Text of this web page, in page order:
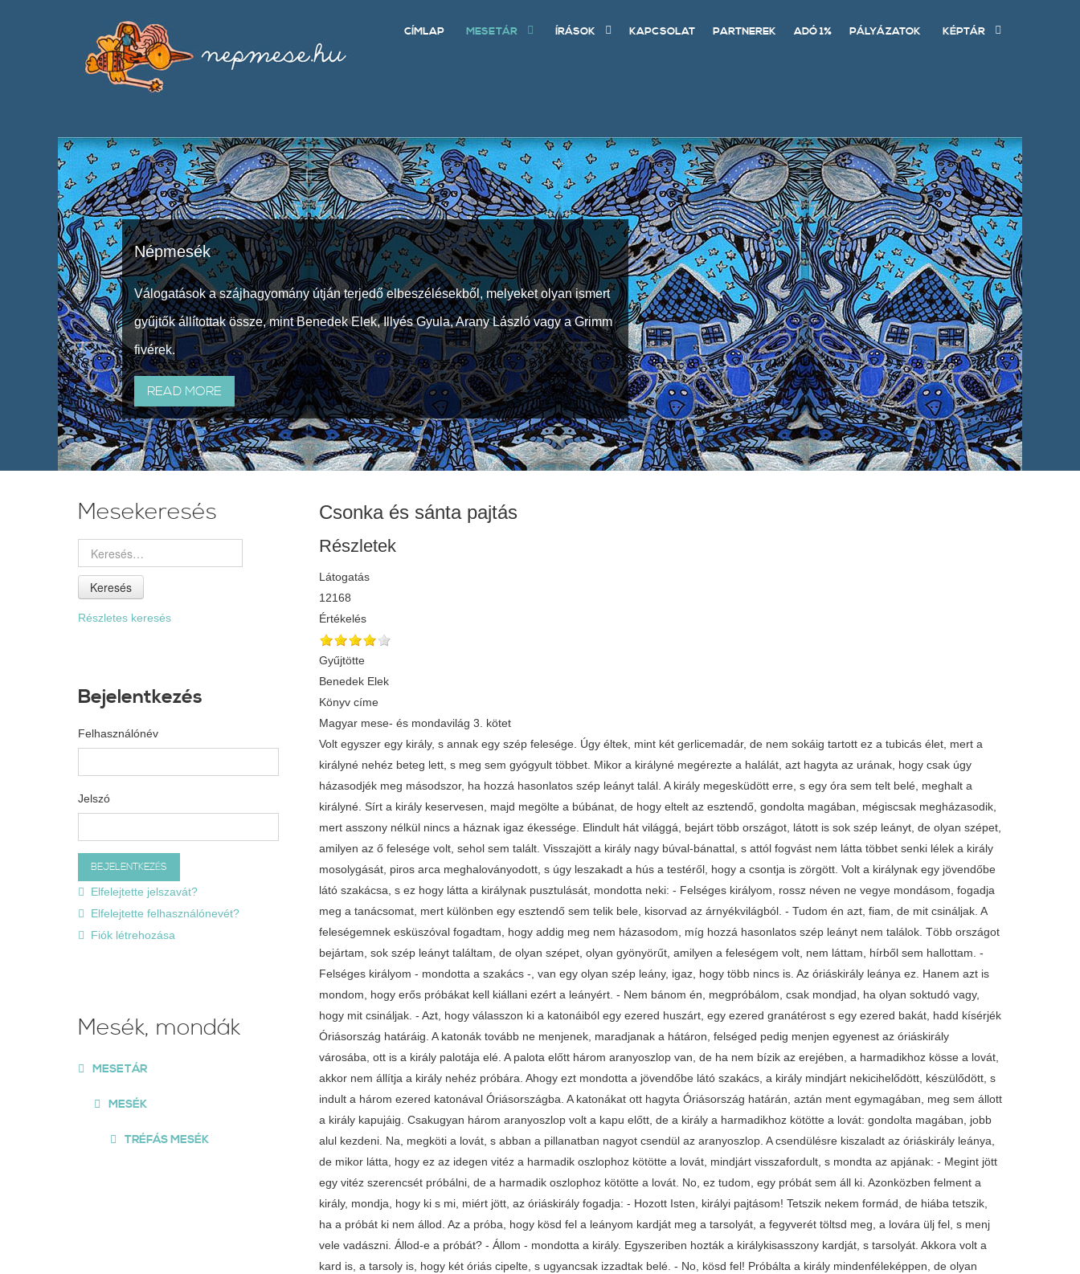
CÍMLAP MESETÁR ÍRÁSOK KAPCSOLAT PARTNEREK ADÓ 1% PÁLYÁZATOK KÉPTÁR
Népmesék
Válogatások a szájhagyomány útján terjedő elbeszélésekből, melyeket olyan ismert
gyűjtők állítottak össze, mint Benedek Elek, Illyés Gyula, Arany László vagy a Grimm
fivérek.
READ MORE
Csonka és sánta pajtás
Részletek
Látogatás
12168
Értékelés
Gyűjtötte
Benedek Elek
Könyv címe
Magyar mese- és mondavilág 3. kötet
Volt egyszer egy király, s annak egy szép felesége. Úgy éltek, mint két gerlicemadár, de nem sokáig tartott ez a tubicás élet, mert a királyné nehéz beteg lett, s meg sem gyógyult többet. Mikor a királyné megérezte a halálát, azt hagyta az urának, hogy csak úgy házasodjék meg másodszor, ha hozzá hasonlatos szép leányt talál. A király megesküdött erre, s egy óra sem telt belé, meghalt a királyné. Sírt a király keservesen, majd megölte a búbánat, de hogy eltelt az esztendő, gondolta magában, mégiscsak megházasodik, mert asszony nélkül nincs a háznak igaz ékessége. Elindult hát világgá, bejárt több országot, látott is sok szép leányt, de olyan szépet, amilyen az ő felesége volt, sehol sem talált. Visszajött a király nagy búval-bánattal, s attól fogvást nem látta többet senki lélek a király mosolygását, piros arca meghaloványodott, s úgy leszakadt a hús a testéről, hogy a csontja is zörgött. Volt a királynak egy jövendőbe látó szakácsa, s ez hogy látta a királynak pusztulását, mondotta neki: - Felséges királyom, rossz néven ne vegye mondásom, fogadja meg a tanácsomat, mert különben egy esztendő sem telik bele, kisorvad az árnyékvilágból. - Tudom én azt, fiam, de mit csináljak. A feleségemnek esküszóval fogadtam, hogy addig meg nem házasodom, míg hozzá hasonlatos szép leányt nem találok. Több országot bejártam, sok szép leányt találtam, de olyan szépet, olyan gyönyörűt, amilyen a feleségem volt, nem láttam, hírből sem hallottam. - Felséges királyom - mondotta a szakács -, van egy olyan szép leány, igaz, hogy több nincs is. Az óriáskirály leánya ez. Hanem azt is mondom, hogy erős próbákat kell kiállani ezért a leányért. - Nem bánom én, megpróbálom, csak mondjad, ha olyan soktudó vagy, hogy mit csináljak. - Azt, hogy válasszon ki a katonáiból egy ezered huszárt, egy ezered granátérost s egy ezered bakát, hadd kísérjék Óriásország határáig. A katonák tovább ne menjenek, maradjanak a hátáron, felséged pedig menjen egyenest az óriáskirály városába, ott is a király palotája elé. A palota előtt három aranyoszlop van, de ha nem bízik az erejében, a harmadikhoz kösse a lovát, akkor nem állítja a király nehéz próbára. Ahogy ezt mondotta a jövendőbe látó szakács, a király mindjárt nekicihelődött, készülődött, s indult a három ezered katonával Óriásországba. A katonákat ott hagyta Óriásország határán, aztán ment egymagában, meg sem állott a király kapujáig. Csakugyan három aranyoszlop volt a kapu előtt, de a király a harmadikhoz kötötte a lovát: gondolta magában, jobb alul kezdeni. Na, megköti a lovát, s abban a pillanatban nagyot csendül az aranyoszlop. A csendülésre kiszaladt az óriáskirály leánya, de mikor látta, hogy ez az idegen vitéz a harmadik oszlophoz kötötte a lovát, mindjárt visszafordult, s mondta az apjának: - Megint jött egy vitéz szerencsét próbálni, de a harmadik oszlophoz kötötte a lovát. No, ez tudom, egy próbát sem áll ki. Azonközben felment a király, mondja, hogy ki s mi, miért jött, az óriáskirály fogadja: - Hozott Isten, királyi pajtásom! Tetszik nekem formád, de hiába tetszik, ha a próbát ki nem állod. Az a próba, hogy kösd fel a leányom kardját meg a tarsolyát, a fegyverét töltsd meg, a lovára ülj fel, s menj vele vadászni. Állod-e a próbát? - Állom - mondotta a király. Egyszeriben hozták a királykisasszony kardját, s tarsolyát. Akkora volt a kard is, a tarsoly is, hogy két óriás cipelte, s ugyancsak izzadtak belé. - No, kösd fel! Próbálta a király mindenféleképpen, de olyan hosszú volt a kardkötő, hogy nem érte végét-hosszát, belegabalyodott egészen, s a kardot is hiába próbálgatta, meg sem tudta emelinteni. Aztán hozták a fegyvert. Akkora volt, mint egy ágyú. Hozzá sem nyúlt a király, ugyan minek nyúlt volna? Akkor kimentek az udvarba, s az istállóból kieresztették a királykisasszony paripáját. Ez meg akkora volt, mint egy ház, s ahogy meglátta a királyt, nagyot fújt, s egyenest a királynak iramodott, hogy levágja az előlábával. De bezzeg a királynak inába szállt a bátorsága, s esze nélkül szaladt fel a palotába. - Hohó, barátom - mondotta az óriáskirály -, nem a palotámban van a te helyed, hanem a tömlöcben, hogy ilyen gyáva létedre idejöttél az én leányomért! Úgy bizony, tömlöc fenekére került a szegény király. Ám egy napot sem ült ottan, a király felhozatta, s mondta neki: - Hallod-e, királyi pajtásom, ez órától fogvást te lész az én igáskocsisom, de előre megmondom, nehogy a korcsmára hordjad a zabot, mert te is úgy jársz, mint a másik. No, az ugyan szépen járt, mert nem a lónak adta a zabot, hanem a korcsmába hordotta: a fél lábánál fogva felakasztotta a király egy oszlopra. Hej, Istenem, búsult a király, majd meghalt bánatjában, hogy király létére ekkora nagy gyalázat találta, de mit volt mit nem tenni: az igáslovak mellé állott. Hanem jól látta s tudta ezt a jövendőbe látó szakács, s megesett a szíve a gazdája szomorú sorsán. Nagy hirtelen királyi ruhát csináltatott, felöltözött szépen, s három ezered katonával ő is elindult Óriásországba. A katonákat ő is a határon hagyta, s egyedül vágtatott a király kapuja elé, ott a lovát megkötötte, meg ám, mégpedig az első arany oszlophoz. Nagyot csendül-bondul az aranyoszlop, kiszalad a királykisasszony, mindjárt be is szalad, s mondja az apjának: - Megint jött egy idegen vitéz! Úgy látszik, bízik az erejében, mert az első aranyoszlophoz kötötte a lovát. Fölmegy a szakács, elmondja, hogy mit akar, s hozták egyszeriben a kardot meg a tarsolyt. De bezzeg ő nem gabalyodott a kardkötőbe, módosan a derekára kötötte a kardot is, a tarsolyt is. Akkor hozták a puskát, ezt meg fél kézzel felemelte, megcélozta az igáskocsis lábát, aki az oszlopon lógott, s olyan ügyesen találta, hogy a kocsis leesett az oszlopról, s fél lábbal továbbsántált nagy nehezen, s meg sem állott, míg ki nem sántált Óriásországból. Ámult-bámult az óriáskirály, de gondolta, hogy hiszen volt, ahogy volt eddig, de a lóra nem ül fel, ha hét ördög lakozik is benne! Már akár lakott benne, akár nem, elég az, hogy a ló nem szaladott a szakácsnak, de sőt inkább melléje sompolyogott, dörgölődzött, még meg is nyalogatta, s engedte, mint egy kezes bárány, hogy felüljön rá. Fel is ült a szakács, s azzal, hopp! Keresztülugratott a kapun. Az óriás-királykisasszony is hirtelen fölpattant egy másik lóra, de mire keresztülugratott a kapun, a szakács úgy eltűnt, mintha a föld nyelte volna el. Mit volt mit nem tenni, visszafordult nagy búsan, s mondta az apjának: - No, édesapám, egy vitéz akadt, aki erősebb nálam, s az is itthagyott. De még jóformán ki sem mondta ezt, jött a szakács királyi ruhában. Hej, örült az óriás-királykisasszony! Egyszeriben elmátkásodtak, s ha a szakács akarja, mindjárt papot is hívnak, de ő azt mondta, hogy csak várjanak egy hetet. Csak azt várta a szakács, hogy szerét-módját ejthesse, lement az istállóba. Ott volt az ő gazdája, éppen a lovakat vakarta. - Adj' isten! Ismer-e engem, felséges királyom? Nézte, nézte a király, de nem ismerte meg. - Úgy nézzen meg engem, hogy én a felséged szakácsa vagyok. Hamar vegye fel a ruhámat, s menjen fel a palotába, én már elmátkásodtam a királykisasszonnyal. Egy hét múlva lesz a lakodalom, esküdjék meg vele, én meg addig kocsis leszek felséged helyett. Gondolt ide, gondolt oda a király, tegye-e, ne-e, mégis csak arra fordult a gondolatja, hogy fölvette a szakács királyi ruháját, ment egyenest a palotába. Nem vette észre sem a király, sem a királykisasszony a hamisságot, s mikor a hét kitelt, megtartották a lakodalmat, hét nap s hét éjjel szólott a muzsika, folyt a bor s a sok mindenféle drága lé. Akkor a király lement a szakácshoz, s kérdezte: - Hát most mit csináljak? - Azt, felséges királyom, hogy menjen haza az országába. Az óriáskirály a legszebb paripáit ajánlja majd, de felséged csak mondja, hogy az igáslovakkal megy s az igáskocsissal. Visszamegy a király a palotába, mondja az apósának, hogy haza akar menni. - Jól van, fiam, ámbátor itt is maradhatnál, mert az én országom nagyobb a tiednél. Válaszd ki a legszebb hat lovat, azzal vidd haza a feleségedet. Mondta a király: - Nem kell nekem szép ló, apámuram. Messze van az én hazám, nehéz az útja, csak igásló győzi azt. - Hát legyen a kedved szerint, hanem a legöregebb kocsisomat küldöm, nehogy bajotok essék. - Csak hadd jöjjön az igáslovak kocsisa, apámuram, az ismeri legjobban a lovak szokását. De így s de úgy, beszélt erre-arra az óriáskirály, mert mindenképpen szerette volna megakadályozni, hogy király legyen az igáskocsisa, hanem azt sem akarta megmondani a vejének, ki s mi legyen a kocsis, mégiscsak eleresztette az igáskocsist. Na, felkészülődnek, útnak indulnak, de minekelőtte elindultak volna, a szakács odasuttintott a királynak: - Felséges királyom, vigyázzon, mert a városon kívül van egy virágoskert, s mikor azon átmegyünk, a felesége azt kívánja, hogy állítsa meg a kocsist, s szakasszon neki három rózsát. Ám felséged kiáltson elé: hajts! Nehogy rózsát szakasszon, mert attól nem lesz szebb a királyné, amint mondja, hanem még háromszorta erősebb, mint most, s bizony akkor nem tudom, hogy bírunk-e vele! Hát csakugyan, amikor a virágoskertbe értek, megszólalt a királyné: - Jaj de szép rózsák! Szakassz le hármat, édes uram, majd meglátod, hétszerte szebb leszek! - Hajts - kiáltott elé a király a kocsisnak -, nem érünk rá a rózsaszedésre! A királyné szólni sem mert többet. Mikor a határra értek, a katonák, kik addig ott táboroztak, mind fölkerekedtek s kísérték a király kocsiját nagy bandaszóval, úgy mentek a király városába, ott meg kicsődültek a népek, vivátoztak, s hét álló hétig állott a dínomdánom, hejehuja, hogy ím, hazakerült a király, s feleséget hozott, éppen olyan szépet, amilyen az első volt. Telt-múlt az idő, a király s a királyné úgy élt, mint két gilicemadár, de egyszer egy este valamin összeszólalkoztak, szóból szó kerekedett, s ha a király hirtelen ki nem szelel az ajtón, bizony csúful jár. Leszalad az istállóba, mondja a szakácsból lett kocsisnak, hogy mi történt, s vissza, sem mert menni, mert attól tart, hogy a felesége megagyabugyálja. - Csak maradjon itt felséged - m
Mesekeresés
Keresés
Részletes keresés
Bejelentkezés
Felhasználónév
Jelszó
Elfelejtette jelszavát?
Elfelejtette felhasználónevét?
Fiók létrehozása
Mesék, mondák
MESETÁR
MESÉK
TRÉFÁS MESÉK